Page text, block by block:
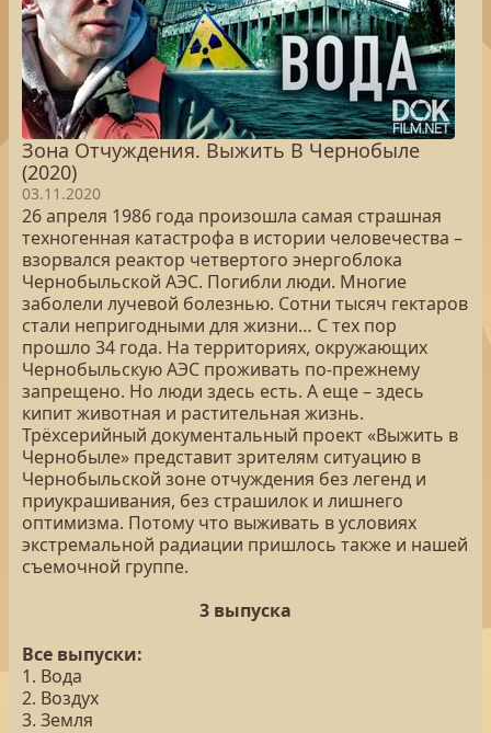
Зона Отчуждения. Выжить В Чернобыле
(2020)
03.11.2020
26 апреля 1986 года произошла самая страшная
техногенная катастрофа в истории человечества –
взорвался реактор четвертого энергоблока
Чернобыльской АЭС. Погибли люди. Многие
заболели лучевой болезнью. Сотни тысяч гектаров
стали непригодными для жизни… С тех пор
прошло 34 года. На территориях, окружающих
Чернобыльскую АЭС проживать по-прежнему
запрещено. Но люди здесь есть. А еще – здесь
кипит животная и растительная жизнь.
Трёхсерийный документальный проект «Выжить в
Чернобыле» представит зрителям ситуацию в
Чернобыльской зоне отчуждения без легенд и
приукрашивания, без страшилок и лишнего
оптимизма. Потому что выживать в условиях
экстремальной радиации пришлось также и нашей
съемочной группе.
3 выпуска
Все выпуски:
1. Вода
2. Воздух
3. Земля